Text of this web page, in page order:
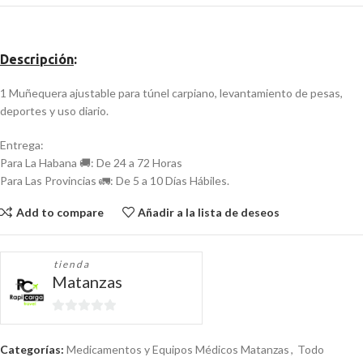
Descripción:
1 Muñequera ajustable para túnel carpiano, levantamiento de pesas,
deportes y uso diario.
Entrega:
Para La Habana 🚚: De 24 a 72 Horas
Para Las Provincias 🚛: De 5 a 10 Días Hábiles.
Add to compare Añadir a la lista de deseos
tienda
Matanzas
0
Categorías: Medicamentos y Equipos Médicos Matanzas, Todo